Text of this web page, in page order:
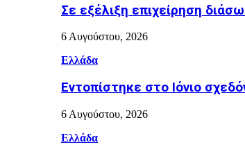
Σε εξέλιξη επιχείρηση
6 Αυγούστου, 2026
Ελλάδα
Εντοπίστηκε στο Ιόνιο
6 Αυγούστου, 2026
Ελλάδα